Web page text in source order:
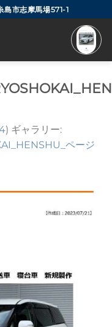
島市志摩馬場571-1
) ギャラリー:
ページ